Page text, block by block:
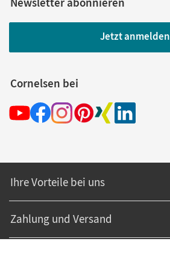
Jetzt anmelden
Cornelsen bei
Ihre Vorteile bei uns
Zahlung und Versand